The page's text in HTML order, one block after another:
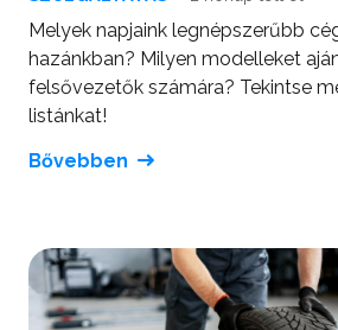
Melyek napjaink legnépszerűbb
hazánkban? Milyen modelleket
felsővezetők számára? Tekintse
listánkat!
Bővebben